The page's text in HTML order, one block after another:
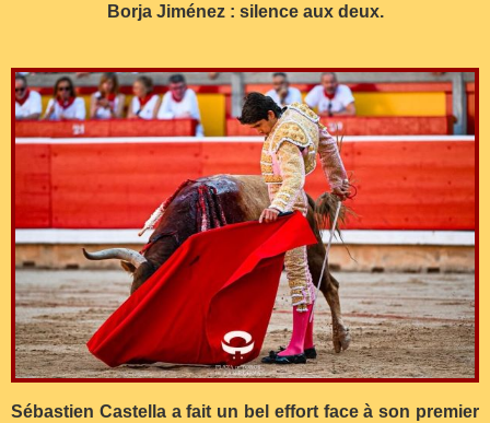
Borja Jiménez : silence aux deux.
Sébastien Castella a fait un bel effort face à son premier